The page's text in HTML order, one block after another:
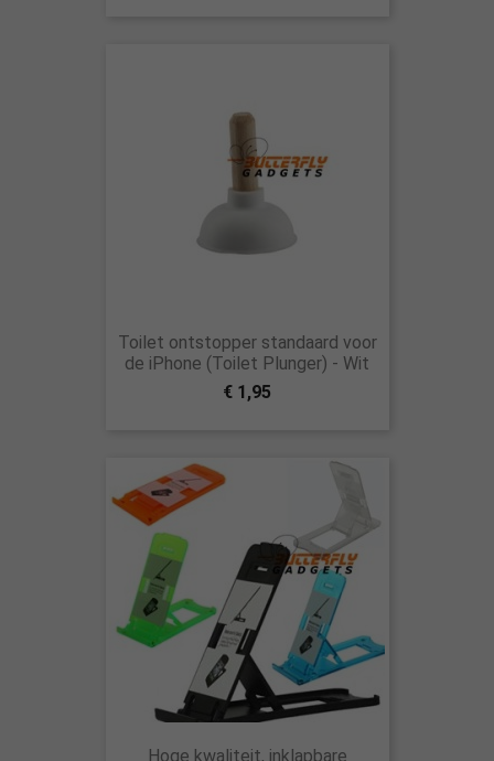
Toilet ontstopper standaard voor
de iPhone (Toilet Plunger) - Wit
€ 1,95
Hoge kwaliteit, inklapbare